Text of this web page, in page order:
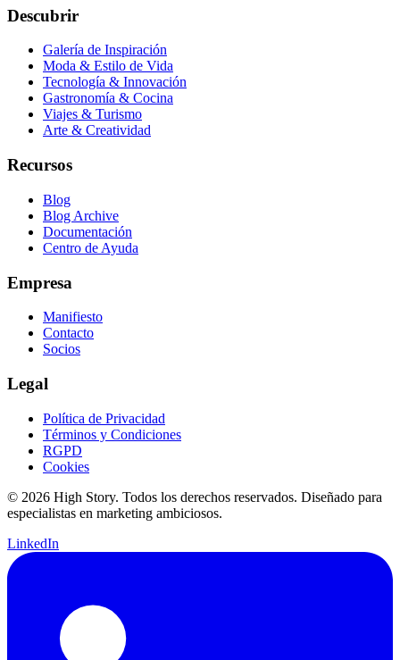
Descubrir
Galería de Inspiración
Moda & Estilo de Vida
Tecnología & Innovación
Gastronomía & Cocina
Viajes & Turismo
Arte & Creatividad
Recursos
Blog
Blog Archive
Documentación
Centro de Ayuda
Empresa
Manifiesto
Contacto
Socios
Legal
Política de Privacidad
Términos y Condiciones
RGPD
Cookies
© 2026 High Story. Todos los derechos reservados. Diseñado para
especialistas en marketing ambiciosos.
LinkedIn